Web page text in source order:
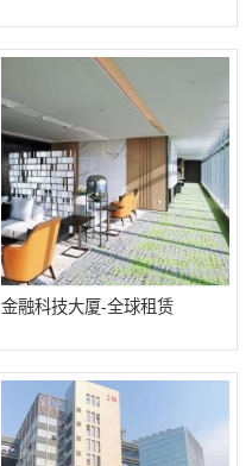
金融科技大厦-全球租赁
西丽
高新园
后海
南油
科技园北区
宝安新安